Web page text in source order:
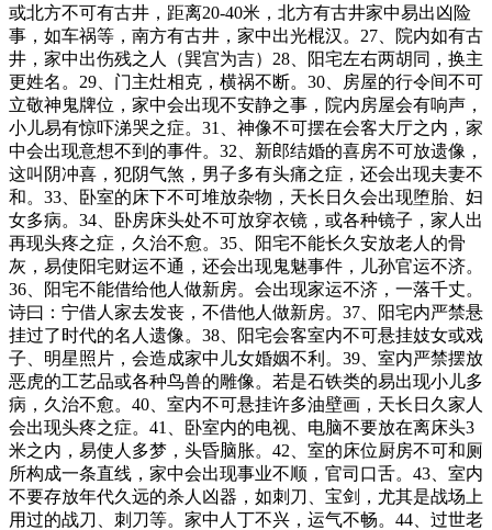
或北方不可有古井，距离20-40米，北方有古井家中易出凶险
事，如车祸等，南方有古井，家中出光棍汉。27、院内如有古
井，家中出伤残之人（巽宫为吉）28、阳宅左右两胡同，换主
更姓名。29、门主灶相克，横祸不断。30、房屋的行令间不可
立敬神鬼牌位，家中会出现不安静之事，院内房屋会有响声，
小儿易有惊吓涕哭之症。31、神像不可摆在会客大厅之内，家
中会出现意想不到的事件。32、新郎结婚的喜房不可放遗像，
这叫阴冲喜，犯阴气煞，男子多有头痛之症，还会出现夫妻不
和。33、卧室的床下不可堆放杂物，天长日久会出现堕胎、妇
女多病。34、卧房床头处不可放穿衣镜，或各种镜子，家人出
再现头疼之症，久治不愈。35、阳宅不能长久安放老人的骨
灰，易使阳宅财运不通，还会出现鬼魅事件，儿孙官运不济。
36、阳宅不能借给他人做新房。会出现家运不济，一落千丈。
诗曰：宁借人家去发丧，不借他人做新房。37、阳宅内严禁悬
挂过了时代的名人遗像。38、阳宅会客室内不可悬挂妓女或戏
子、明星照片，会造成家中儿女婚姻不利。39、室内严禁摆放
恶虎的工艺品或各种鸟兽的雕像。若是石铁类的易出现小儿多
病，久治不愈。40、室内不可悬挂许多油壁画，天长日久家人
会出现头疼之症。41、卧室内的电视、电脑不要放在离床头3
米之内，易使人多梦，头昏脑胀。42、室的床位厨房不可和厕
所构成一条直线，家中会出现事业不顺，官司口舌。43、室内
不要存放年代久远的杀人凶器，如刺刀、宝剑，尤其是战场上
用过的战刀、刺刀等。家中人丁不兴，运气不畅。44、过世老